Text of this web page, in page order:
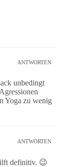
ANTWORTEN
unbedingt
Yoga zu wenig
ANTWORTEN
definitiv. 😉